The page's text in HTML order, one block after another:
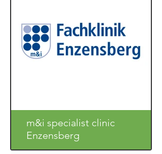
m&i specialist clinic
Enzensberg